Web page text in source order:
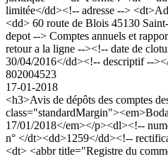
limitée</dd><!-- adresse -->
<dd> 60 route de Blois 45130
depot --> Comptes annuels et
retour a la ligne --><!-- date de
30/04/2016</dd><!-- descriptif --
802004523
17-01-2018
<h3>Avis de dépôts des comptes
17/01/2018</em></p><dl><!--
n° </dt><dd>1259</dd><!--
<dt> <abbr title="Registre du